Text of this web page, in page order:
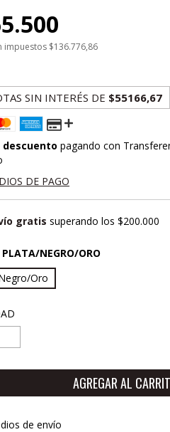
impuestos $136.776,86
SIN INTERÉS DE $55166,67
descuento pagando con
DE PAGO
gratis superando los$200.000
PLATA/NEGRO/ORO
Oro
para el CP:
de envío